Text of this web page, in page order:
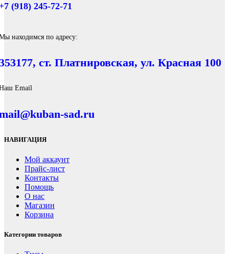
(918) 245-72-71
находимся по адресу:
ст. Платнировская, ул. Красная 100
Email
sad.ru
НАВИГАЦИЯ
Мой аккаунт
Прайс-лист
Контакты
Помощь
О нас
Магазин
Корзина
Категории товаров